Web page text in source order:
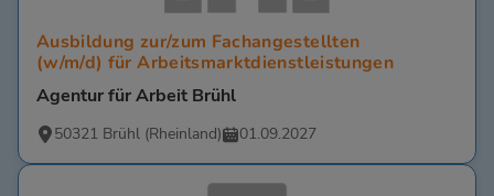
Ausbildung zur/zum Fachangestellten
(w/m/d) für Arbeitsmarktdienstleistungen
Agentur für Arbeit Brühl
50321 Brühl (Rheinland) 01.09.2027